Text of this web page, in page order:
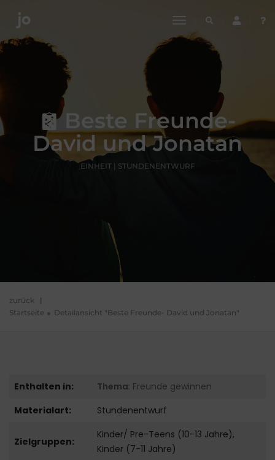
toggle
navigation
Beste Freunde-
David und Jonatan
EINHEIT | STUNDENENTWURF
zurück |
Startseite
Detailansicht "Beste Freunde- David und Jonatan"
Enthalten in: Thema: Freunde gewinnen
Materialart:
Stundenentwurf
Zielgruppen:
Kinder/ Pre-Teens (10-13 Jahre),
Kinder (7-11 Jahre)